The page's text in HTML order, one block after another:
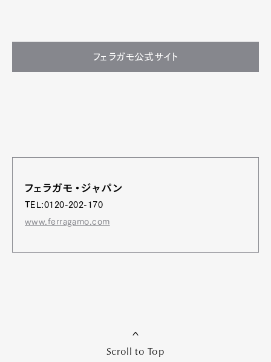
フェラガモ公式サイト
フェラガモ・ジャパン
TEL:0120-202-170
www.ferragamo.com
Scroll to Top